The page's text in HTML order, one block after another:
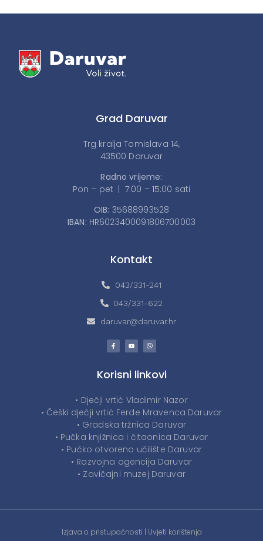
Grad Daruvar
Trg kralja Tomislava 14,
43500 Daruvar
Radno vrijeme:
Pon – pet | 7:00 – 15:00 sati
OIB: 35688993528
IBAN: HR6023400091806700003
Kontakt
043/331-241
043/331-622
daruvar@daruvar.hr
Korisni linkovi
• Dječji vrtić Vladimir Nazor
• Češki dječji vrtić Ferde Mravenca Daruvar
• Gradska tržnica Daruvar
• Pučka knjižnica i čitaonica Daruvar
• Pučko otvoreno učilište Daruvar
• Razvojna agencija Daruvar
• Zavičajni muzej Daruvar
Izjava o pristupačnosti | Uvjeti korištenja